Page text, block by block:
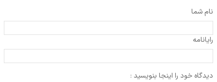
نام شما
رایانامه
دیدگاه خود را اینجا بنویسید :